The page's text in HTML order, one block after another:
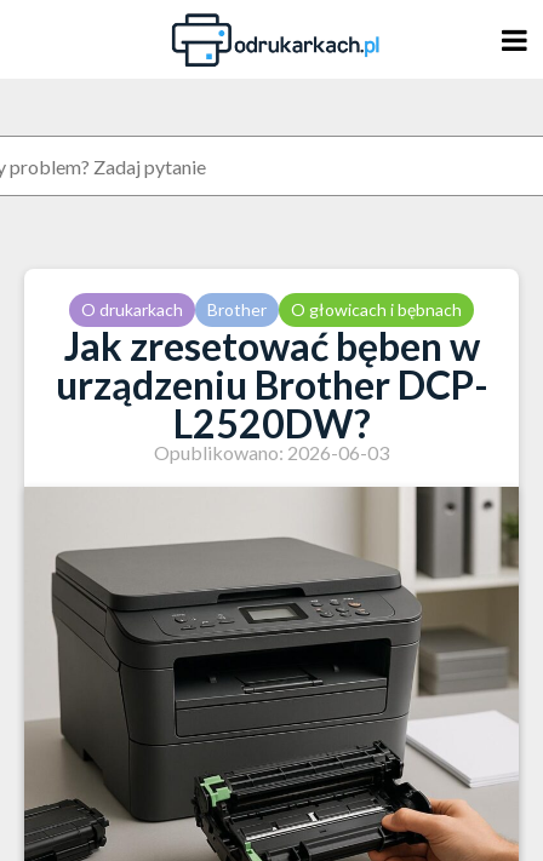
O drukarkach Brother O głowicach i bębnach
Jak zresetować bęben w
urządzeniu Brother DCP-
L2520DW?
Opublikowano: 2026-06-03